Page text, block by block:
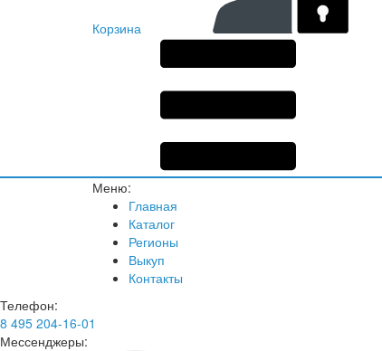
Корзина
Меню:
Главная
Каталог
Регионы
Выкуп
Контакты
Телефон:
8 495 204-16-01
Мессенджеры: